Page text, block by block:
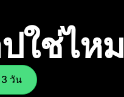
ใช่ไหม
วัน